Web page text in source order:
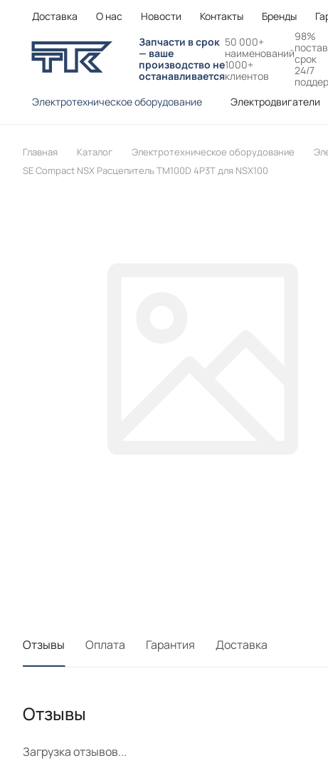
Доставка О нас Новости Контакты Бренды
Запчасти в срок
— ваше
производство не
останавливается
50 000+
наименований
1000+
клиентов
98%
срок
24/7
Электротехническое оборудование Электродвигатели
Главная Каталог Электротехническое оборудование
SE Compact NSX Расцепитель TM100D 4P3T для NSX100
Отзывы Оплата Гарантия Доставка
Отзывы
Загрузка отзывов...